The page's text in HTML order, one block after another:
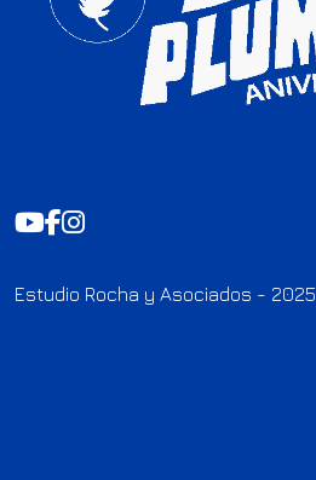
Estudio Rocha y Asociados - 2025